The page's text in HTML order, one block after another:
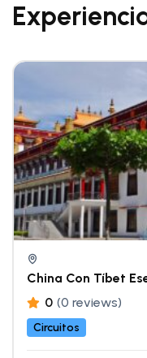
China Con Tíbet
0 (0 reviews)
Circuitos